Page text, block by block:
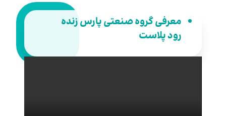
معرفی گروه صنعتی پارس زنده
رود پلاست